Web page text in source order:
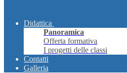
Didattica
Panoramica
Offerta formativa
I progetti delle classi
Contatti
Galleria